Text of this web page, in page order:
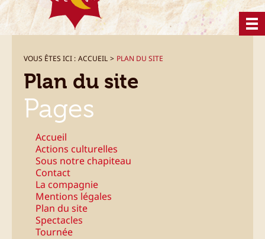
VOUS ÊTES ICI : ACCUEIL > PLAN DU SITE
Plan du site
Pages
Accueil
Actions culturelles
Sous notre chapiteau
Contact
La compagnie
Mentions légales
Plan du site
Spectacles
Tournée